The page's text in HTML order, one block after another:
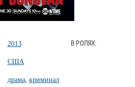
2013
США
драма, криминал
В РОЛЯХ: